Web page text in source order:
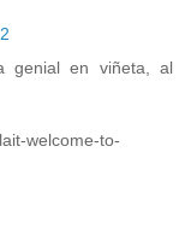
genial en viñeta, al
welcome-to-